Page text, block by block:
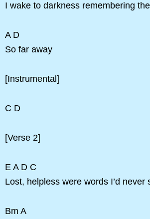
I wake to darkness remembering
A D
So far away
[Instrumental]
C D
[Verse 2]
E A D C
Lost, helpless were words I’d never
Bm A